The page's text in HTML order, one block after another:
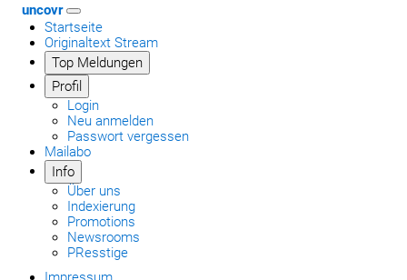
uncovr
Startseite
Originaltext Stream
Top Meldungen
Profil
Login
Neu anmelden
Passwort vergessen
Mailabo
Info
Über uns
Indexierung
Promotions
Newsrooms
PResstige